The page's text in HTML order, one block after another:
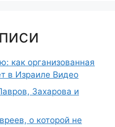
как организованная
в Израиле Видео
Захарова и
о которой не